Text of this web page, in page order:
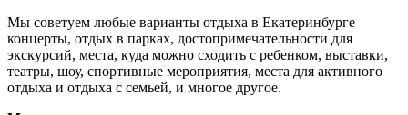
Мы советуем любые варианты отдыха в Екатеринбурге —
концерты, отдых в парках, достопримечательности для
экскурсий, места, куда можно сходить с ребенком, выставки,
театры, шоу, спортивные мероприятия, места для активного
отдыха и отдыха с семьей, и многое другое.